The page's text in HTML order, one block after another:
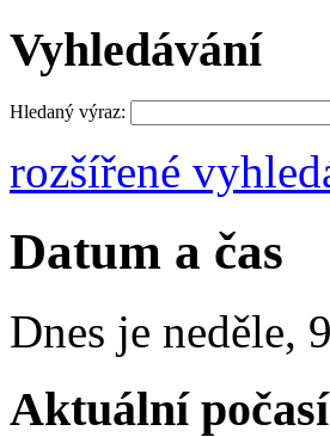
Vyhledávání
Hledaný výraz:
rozšířené
Datum a čas
Dnes je neděle,
Aktuální počasí